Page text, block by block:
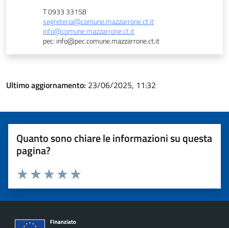
T 0933 33158
segreteria@comune.mazzarrone.ct.it
info@comune.mazzarrone.ct.it
pec: info@pec.comune.mazzarrone.ct.it
Ultimo aggiornamento: 23/06/2025, 11:32
Quanto sono chiare le informazioni su questa
pagina?
Valuta 5 stelle su 5
Valuta 4 stelle su 5
Valuta 3 stelle su 5
Valuta 2 stelle su 5
Valuta 1 stelle su 5